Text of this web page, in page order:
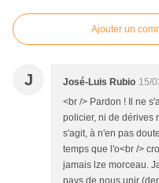
Ajouter un
J José-Luis Rubio 15/
<br /> Pardon ! Il ne
policier, ni de dérives
s'agit, à n'en pas
temps que l'o<br />
jamais lze morceau.
pays de nous unir